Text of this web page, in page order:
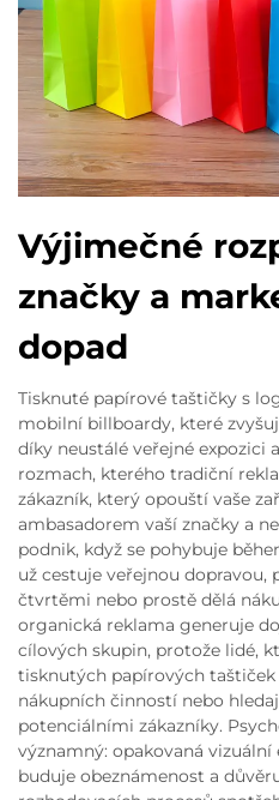
Výjimečné
značky a
dopad
Tisknuté papírové taštičky s
mobilní billboardy, které
díky neustálé veřejné
rozmach, kterého tradiční
zákazník, který opouští vaše
ambasadorem vaší značky a
podnik, když se pohybuje
už cestuje veřejnou
čtvrtěmi nebo prostě dělá
organická reklama generuje
cílových skupin, protože lidé,
tisknutých papírových
nákupních činností nebo
potenciálními zákazníky.
významný: opakovaná vizuální
buduje obeznámenost a